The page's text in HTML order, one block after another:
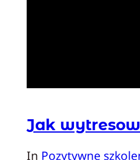
Jak
In Pozytywne